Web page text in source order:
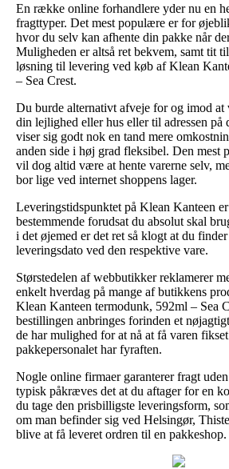
En række online forhandlere yder nu en
fragttyper. Det mest populære er for
hvor du selv kan afhente din pakke når
Muligheden er altså ret bekvem, samt tit
løsning til levering ved køb af Klean
– Sea Crest.
Du burde alternativt afveje for og imod
din lejlighed eller hus eller til adressen på
viser sig godt nok en tand mere
anden side i høj grad fleksibel. Den mest
vil dog altid være at hente varerne selv,
bor lige ved internet shoppens lager.
Leveringstidspunktet på Klean Kanteen
bestemmende forudsat du absolut skal
i det øjemed er det ret så klogt at du finder
leveringsdato ved den respektive vare.
Størstedelen af webbutikker reklamerer
enkelt hverdag på mange af butikkens
Klean Kanteen termodunk, 592ml – Sea
bestillingen anbringes forinden et
de har mulighed for at nå at få varen
pakkepersonalet har fyraften.
Nogle online firmaer garanterer fragt
typisk påkræves det at du aftager for en
du tage den prisbilligste leveringsform,
om man befinder sig ved Helsingør,
blive at få leveret ordren til en pakkeshop.